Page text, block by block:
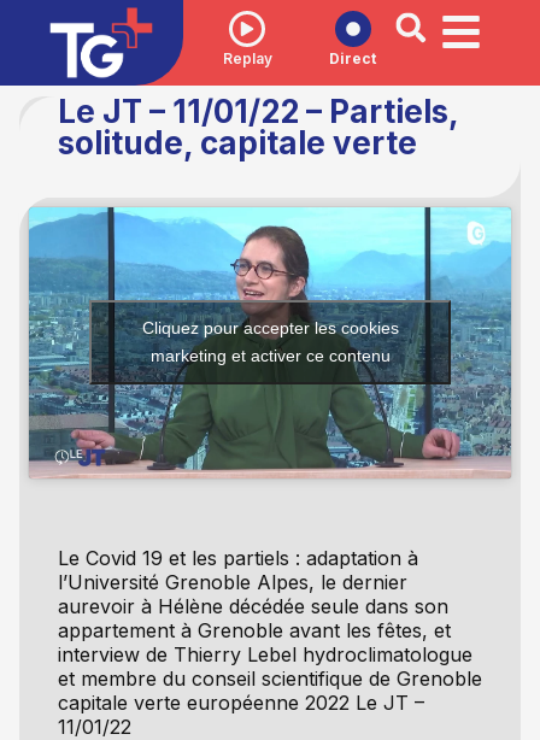
Replay Direct
Le JT – 11/01/22 – Partiels,
solitude, capitale verte
Le Covid 19 et les partiels : adaptation à
l’Université Grenoble Alpes, le dernier
aurevoir à Hélène décédée seule dans son
appartement à Grenoble avant les fêtes, et
interview de Thierry Lebel hydroclimatologue
et membre du conseil scientifique de Grenoble
capitale verte européenne 2022 Le JT –
11/01/22
Cliquez pour accepter les cookies
marketing et activer ce contenu